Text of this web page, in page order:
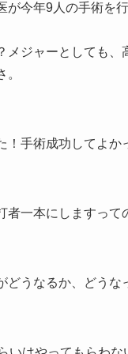
今年9人の手術を
ジャーとしても、
手術成功してよか
一本にしますって
うなるか、どうな